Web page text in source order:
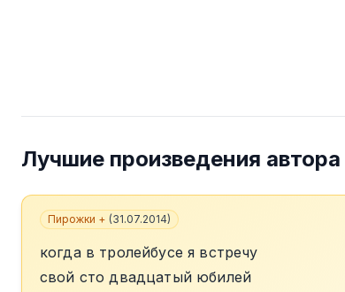
Лучшие произведения автора
Пирожки + (31.07.2014)
когда в тролейбусе я встречу
свой сто двадцатый юбилей